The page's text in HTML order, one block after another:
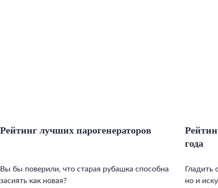
Рейтинг лучших парогенераторов
Вы бы поверили, что старая рубашка способна
засиять как новая?
года
Гладить
но и